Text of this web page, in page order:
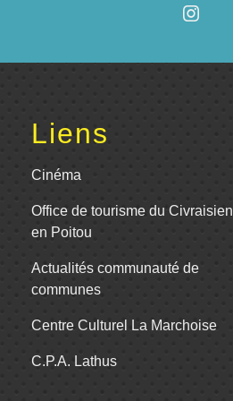
Liens
Cinéma
Office de tourisme du Civraisien
en Poitou
Actualités communauté de
communes
Centre Culturel La Marchoise
C.P.A. Lathus